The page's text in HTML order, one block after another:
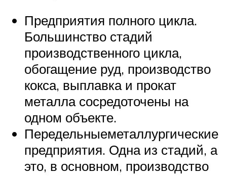
Предприятия полного цикла.
Большинство стадий
производственного цикла,
обогащение руд, производство
кокса, выплавка и прокат
металла сосредоточены на
одном объекте.
Передельныеметаллургические
предприятия. Одна из стадий, а
это, в основном, производство